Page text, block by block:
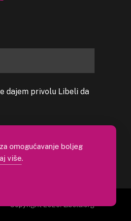
dajem privolu Libeli da
Copyright 2026. Libela.org
omogućavanje boljeg
više.